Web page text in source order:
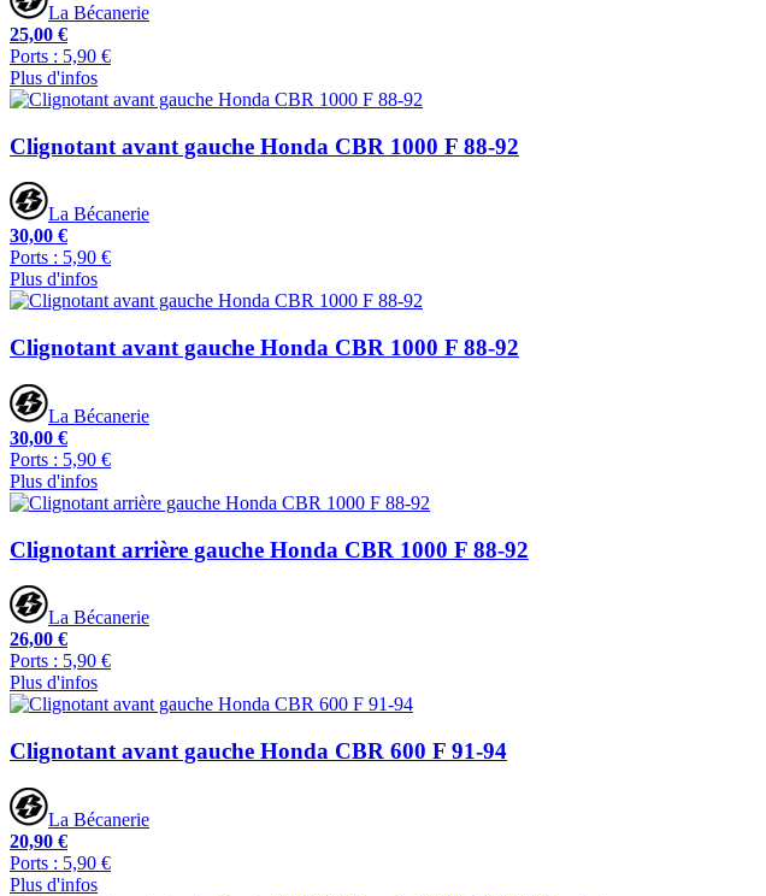
La Bécanerie
25,00 €
Ports : 5,90 €
Plus d'infos
Clignotant avant gauche Honda CBR 1000 F 88-92
La Bécanerie
30,00 €
Ports : 5,90 €
Plus d'infos
Clignotant avant gauche Honda CBR 1000 F 88-92
La Bécanerie
30,00 €
Ports : 5,90 €
Plus d'infos
Clignotant arrière gauche Honda CBR 1000 F 88-92
La Bécanerie
26,00 €
Ports : 5,90 €
Plus d'infos
Clignotant avant gauche Honda CBR 600 F 91-94
La Bécanerie
20,90 €
Ports : 5,90 €
Plus d'infos